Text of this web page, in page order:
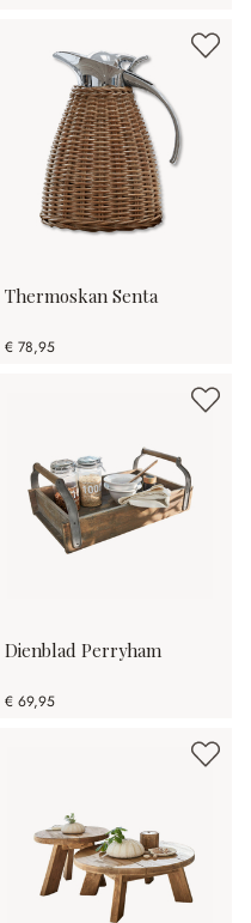
Thermoskan Senta
€ 78,95
Dienblad Perryham
€ 69,95